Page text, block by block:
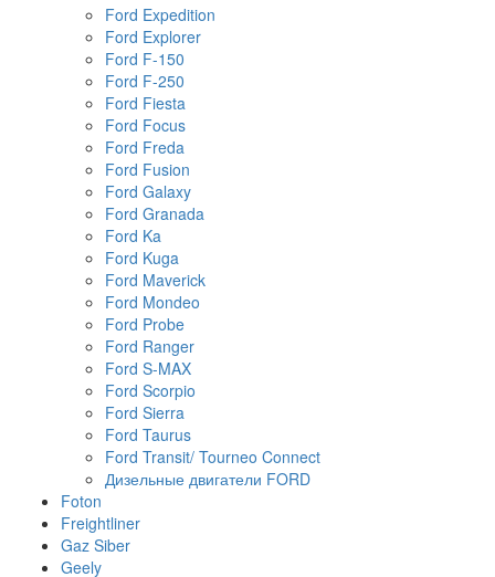
Ford Expedition
Ford Explorer
Ford F-150
Ford F-250
Ford Fiesta
Ford Focus
Ford Freda
Ford Fusion
Ford Galaxy
Ford Granada
Ford Ka
Ford Kuga
Ford Maverick
Ford Mondeo
Ford Probe
Ford Ranger
Ford S-MAX
Ford Scorpio
Ford Sierra
Ford Taurus
Ford Transit/ Tourneo Connect
Дизельные двигатели FORD
Foton
Freightliner
Gaz Siber
Geely